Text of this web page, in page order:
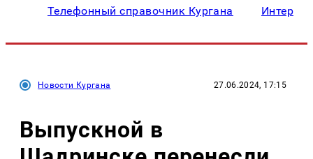
Телефонный справочник Кургана
Новости Кургана 27.06.2024, 17:15
Выпускной в